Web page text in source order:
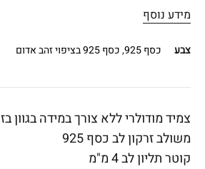
מידע נוסף
צבע כסף 925 ,כסף 925 בציפוי זהב אדום
צמיד מודולרי ללא צורך במידה בגוון בז
משולב זרקון לב כסף 925
קוטר תליון לב 4 מ"מ